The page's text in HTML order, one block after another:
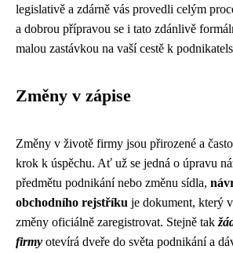
legislativě a zdárně vás provedli celým
a dobrou přípravou se i tato zdánlivě
malou zastávkou na vaší cestě k
Změny v zápise
Změny v životě firmy jsou přirozené a
krok k úspěchu. Ať už se jedná o úpravu
předmětu podnikání nebo změnu sídla,
obchodního rejstříku je dokument, který
změny oficiálně zaregistrovat. Stejně tak
firmy otevírá dveře do světa podnikání a